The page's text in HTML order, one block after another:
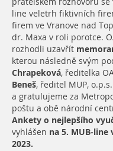
line veletrh fiktivních
firem ve Vranove nad
dr. Maxa v roli porotce.
rozhodli uzavřít
kterou následně svým
Chrapeková, ředitelka
Beneš, ředitel MUP,
a gratulujeme za
poštu a obě národní
Ankety o nejlepšího
vyhlášen na 5. MUB-
2023.